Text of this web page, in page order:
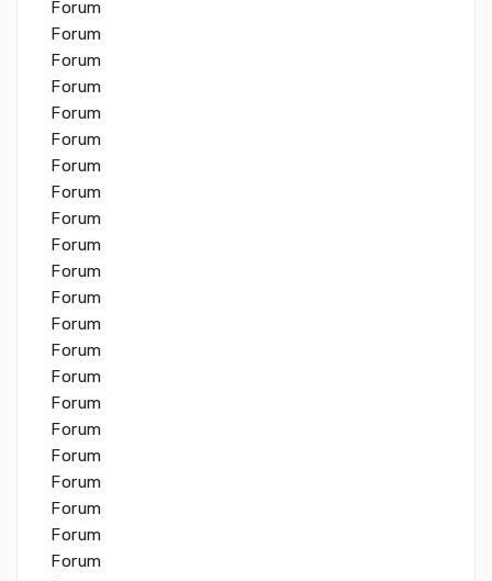
Forum
Forum
Forum
Forum
Forum
Forum
Forum
Forum
Forum
Forum
Forum
Forum
Forum
Forum
Forum
Forum
Forum
Forum
Forum
Forum
Forum
Forum